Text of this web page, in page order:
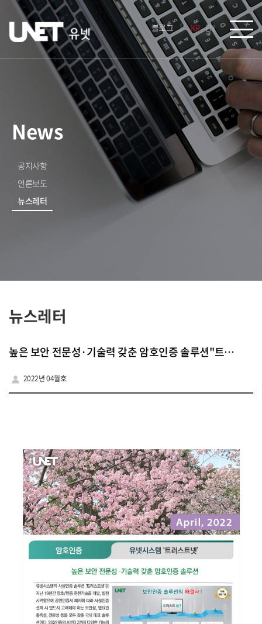
블로그 KR EN
News
공지사항
언론보도
뉴스레터
뉴스레터
높은 보안 전문성·기술력 갖춘 암호인증 솔루션"트러트스넷"
2022년 04월호